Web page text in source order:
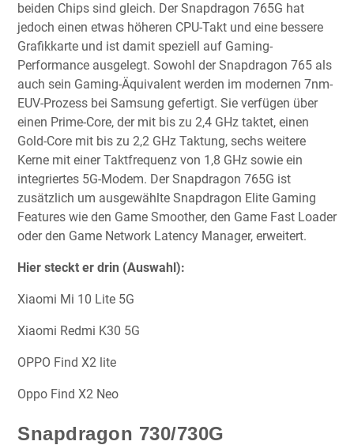
beiden Chips sind gleich. Der Snapdragon 765G hat
jedoch einen etwas höheren CPU-Takt und eine bessere
Grafikkarte und ist damit speziell auf Gaming-
Performance ausgelegt. Sowohl der Snapdragon 765 als
auch sein Gaming-Äquivalent werden im modernen 7nm-
EUV-Prozess bei Samsung gefertigt. Sie verfügen über
einen Prime-Core, der mit bis zu 2,4 GHz taktet, einen
Gold-Core mit bis zu 2,2 GHz Taktung, sechs weitere
Kerne mit einer Taktfrequenz von 1,8 GHz sowie ein
integriertes 5G-Modem. Der Snapdragon 765G ist
zusätzlich um ausgewählte Snapdragon Elite Gaming
Features wie den Game Smoother, den Game Fast Loader
oder den Game Network Latency Manager, erweitert.
Hier steckt er drin (Auswahl):
Xiaomi Mi 10 Lite 5G
Xiaomi Redmi K30 5G
OPPO Find X2 lite
Oppo Find X2 Neo
Snapdragon 730/730G